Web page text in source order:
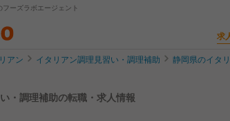
ーズラボエージェント
求
アン イタリアン調理見習い・調理補助 静岡県のイタ
・調理補助の転職・求人情報